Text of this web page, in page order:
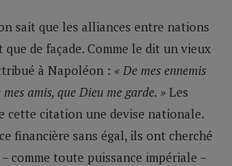
sait que les alliances entre nations
de façade. Comme le dit un vieux
à Napoléon : « De mes ennemis
amis, que Dieu me garde. » Les
cette citation une devise nationale.
financière sans égal, ils ont cherché
comme toute puissance impériale –